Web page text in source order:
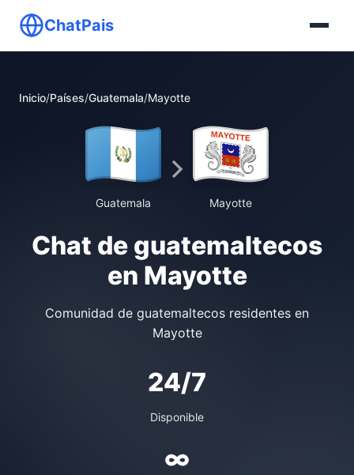
ChatPais
Inicio/Países/Guatemala/Mayotte
Guatemala Mayotte
Chat de guatemaltecos
en Mayotte
Comunidad de guatemaltecos residentes en
Mayotte
24/7
Disponible
∞